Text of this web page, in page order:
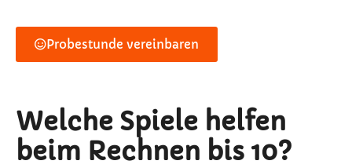
Probestunde vereinbaren
Welche Spiele helfen
beim Rechnen bis 10?